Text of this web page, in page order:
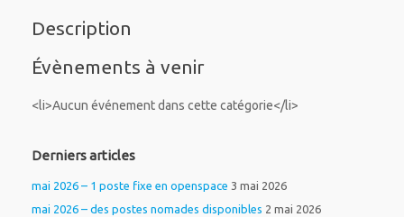
Description
Évènements à venir
<li>Aucun événement dans cette catégorie</li>
Derniers articles
mai 2026 – 1 poste fixe en openspace 3 mai 2026
mai 2026 – des postes nomades disponibles 2 mai 2026